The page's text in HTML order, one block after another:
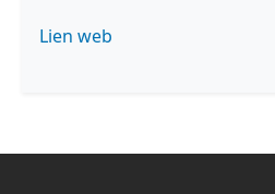
Lien web